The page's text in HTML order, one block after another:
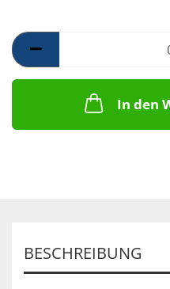
In den
BESCHREIBUNG